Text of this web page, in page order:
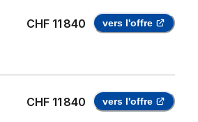
CHF 11 840 vers l'offre
CHF 11 840 vers l'offre